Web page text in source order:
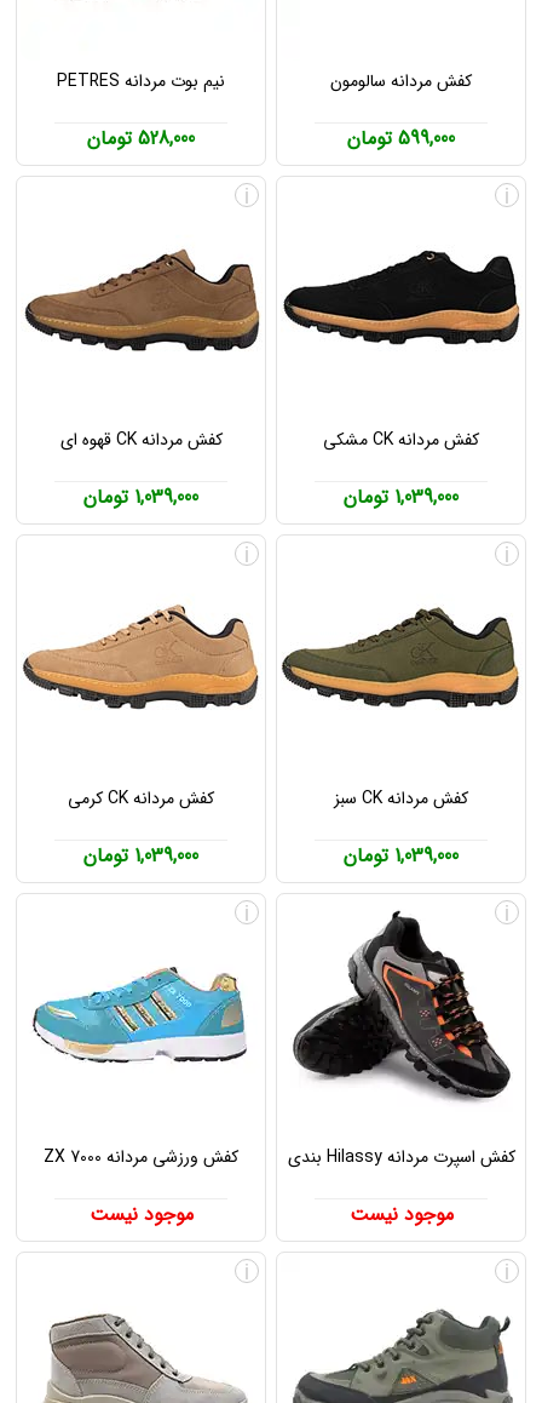
کفش مردانه سالومون
599,000 تومان
نیم بوت مردانه PETRES
528,000 تومان
کفش مردانه CK مشکی
1,039,000 تومان
i
کفش مردانه CK قهوه ای
1,039,000 تومان
i
کفش مردانه CK سبز
1,039,000 تومان
i
کفش مردانه CK کرمی
1,039,000 تومان
i
کفش اسپرت مردانه Hilassy بندی
موجود نیست
i
کفش ورزشی مردانه ZX 7000
موجود نیست
i
i
i